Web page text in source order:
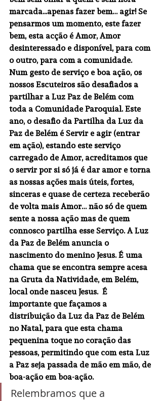
marcada...apenas fazer bem… agir! Se
pensarmos um momento, este fazer
bem, esta acção é Amor, Amor
desinteressado e disponível, para com
o outro, para com a comunidade.
Num gesto de serviço e boa ação, os
nossos Escuteiros são desafiados a
partilhar a Luz Paz de Belém com
toda a Comunidade Paroquial. Este
ano, o desafio da Partilha da Luz da
Paz de Belém é Servir e agir (entrar
em ação), estando este serviço
carregado de Amor, acreditamos que
o servir por si só já é dar amor e torna
as nossas ações mais úteis, fortes,
sinceras e quase de certeza receberão
de volta mais Amor… não só de quem
sente a nossa ação mas de quem
connosco partilha esse Serviço. A Luz
da Paz de Belém anuncia o
nascimento do menino Jesus. É uma
chama que se encontra sempre acesa
na Gruta da Natividade, em Belém,
local onde nasceu Jesus.  É
importante que façamos a
distribuição da Luz da Paz de Belém
no Natal, para que esta chama
pequenina toque no coração das
pessoas, permitindo que com esta Luz
a Paz seja passada de mão em mão, de
boa-ação em boa-ação.
Relembramos que a